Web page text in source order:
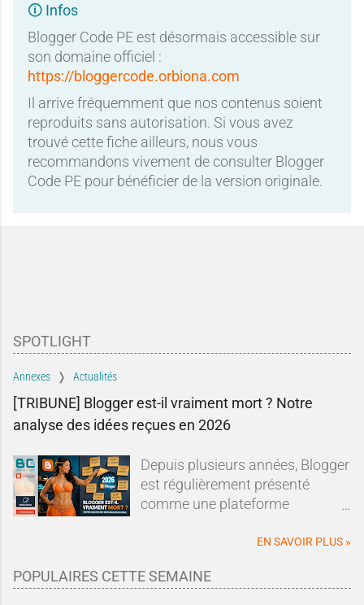
🛈 Infos
Blogger Code PE est désormais accessible sur
son domaine officiel :
https://bloggercode.orbiona.com
Il arrive fréquemment que nos contenus soient
reproduits sans autorisation. Si vous avez
trouvé cette fiche ailleurs, nous vous
recommandons vivement de consulter Blogger
Code PE pour bénéficier de la version originale.
SPOTLIGHT
Annexes Actualités
[TRIBUNE] Blogger est-il vraiment mort ? Notre
analyse des idées reçues en 2026
Depuis plusieurs années, Blogger
est régulièrement présenté
comme une plateforme
de vie.Sur les forums, les réseaux
de plateformes de blogging, les
EN SAVOIR PLUS »
POPULAIRES CETTE SEMAINE